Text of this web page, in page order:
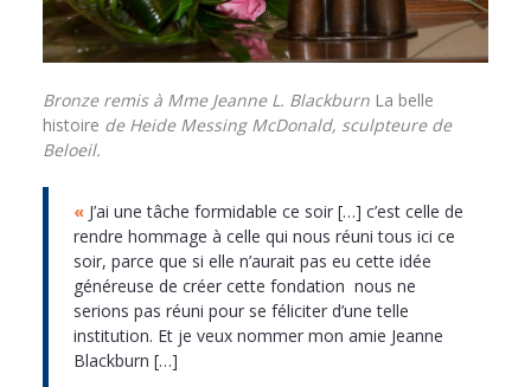
Bronze remis à Mme Jeanne L. Blackburn La belle
histoire de Heide Messing McDonald, sculpteure de
Beloeil.
« J’ai une tâche formidable ce soir […] c’est celle de
rendre hommage à celle qui nous réuni tous ici ce
soir, parce que si elle n’aurait pas eu cette idée
généreuse de créer cette fondation nous ne
serions pas réuni pour se féliciter d’une telle
institution. Et je veux nommer mon amie Jeanne
Blackburn […]